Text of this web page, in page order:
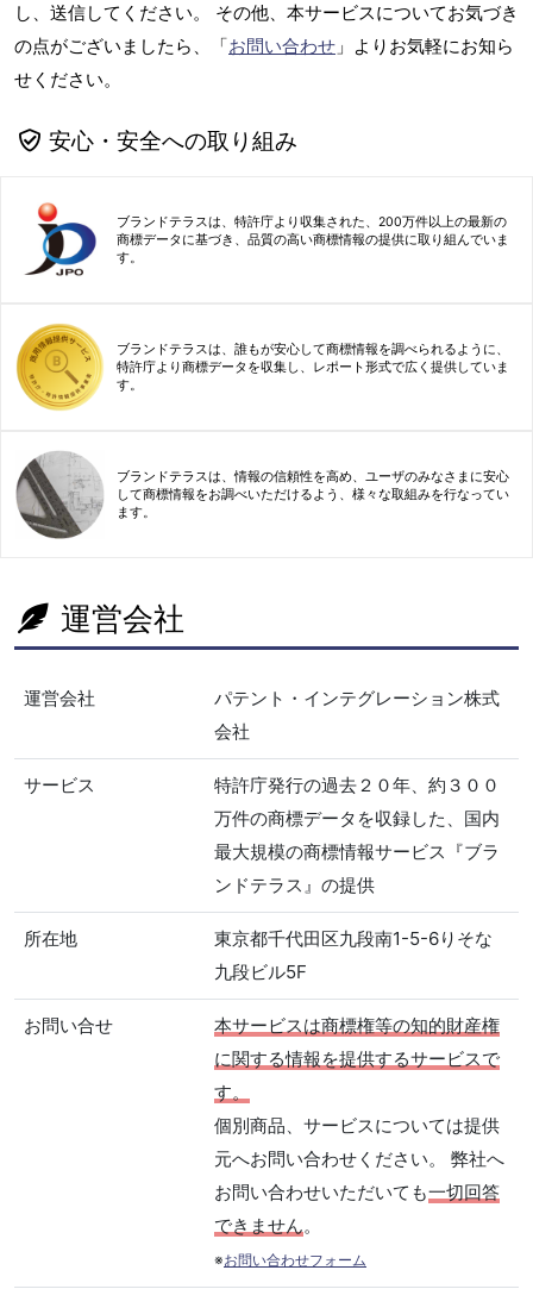
し、送信してください。 その他、本サービスについてお気づき
の点がございましたら、「お問い合わせ 」よりお気軽にお知ら
せください。
安心・安全への取り組み
ブランドテラスは、特許庁より収集された、200万件以上の最新の
商標データに基づき、品質の高い商標情報の提供に取り組んでいま
す。
ブランドテラスは、誰もが安心して商標情報を調べられるように、
特許庁より商標データを収集し、レポート形式で広く提供していま
す。
ブランドテラスは、情報の信頼性を高め、ユーザのみなさまに安心
して商標情報をお調べいただけるよう、様々な取組みを行なってい
ます。
運営会社
運営会社
パテント・インテグレーション株式
会社
サービス
特許庁発行の過去２０年、約３００
万件の商標データを収録した、国内
最大規模の商標情報サービス『ブラ
ンドテラス』の提供
所在地
東京都千代田区九段南1-5-6りそな
九段ビル5F
お問い合せ
本サービスは商標権等の知的財産権
に関する情報を提供するサービスで
す。
個別商品、サービスについては提供
元へお問い合わせください。 弊社へ
お問い合わせいただいても一切回答
できません。
※お問い合わせフォーム